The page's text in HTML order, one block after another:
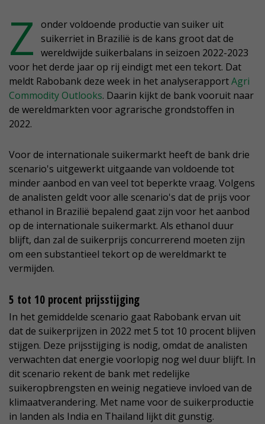
Z onder voldoende productie van suiker uit
suikerriet in Brazilië is de kans groot dat de
wereldwijde suikerbalans in seizoen 2022-2023
voor het derde jaar op rij eindigt met een tekort. Dat
meldt Rabobank deze week in het analyserapportAgri
Commodity Outlooks. Daarin kijkt de bank vooruit naar
de wereldmarkten voor agrarische grondstoffen in
2022.
Voor de internationale suikermarkt heeft de bank drie
scenario's uitgewerkt uitgaande van voldoende tot
minder aanbod en van veel tot beperkte vraag. Volgens
de analisten geldt voor alle scenario's dat de prijs voor
ethanol in Brazilië bepalend gaat zijn voor het aanbod
op de internationale suikermarkt. Als ethanol duur
blijft, dan zal de suikerprijs concurrerend moeten zijn
om een substantieel tekort op de wereldmarkt te
vermijden.
5 tot 10 procent prijsstijging
In het gemiddelde scenario gaat Rabobank ervan uit
dat de suikerprijzen in 2022 met 5 tot 10 procent blijven
stijgen. Deze prijsstijging is nodig, omdat de analisten
verwachten dat energie voorlopig nog wel duur blijft. In
dit scenario rekent de bank met redelijke
suikeropbrengsten en weinig negatieve invloed van de
klimaatverandering. Met name voor de suikerproductie
in landen als India en Thailand lijkt dit gunstig.